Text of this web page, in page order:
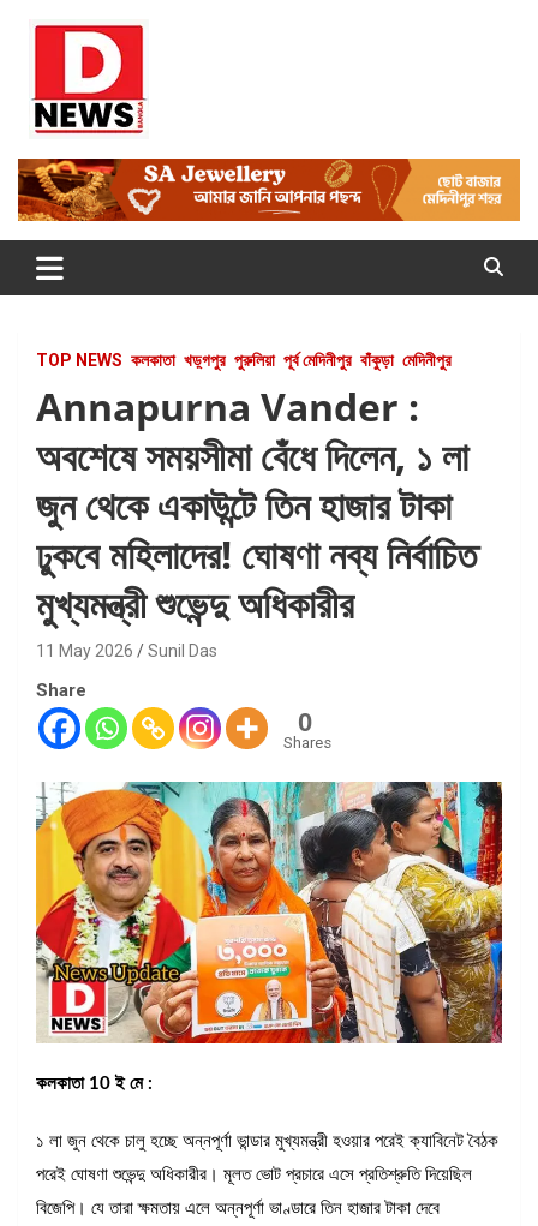
Dnews
#Medinipur24X7News
TOP NEWS কলকাতা খড়্গপুর পুরুলিয়া পূর্ব মেদিনীপুর বাঁকুড়া মেদিনীপুর
Annapurna Vander :
অবশেষে সময়সীমা বেঁধে দিলেন, ১ লা
জুন থেকে একাউন্টে তিন হাজার টাকা
ঢুকবে মহিলাদের! ঘোষণা নব্য নির্বাচিত
মুখ্যমন্ত্রী শুভেন্দু অধিকারীর
11 May 2026 Sunil Das
Share
0
Shares
কলকাতা 10 ই মে :
১ লা জুন থেকে চালু হচ্ছে অন্নপূর্ণা ভান্ডার মুখ্যমন্ত্রী হওয়ার পরেই ক্যাবিনেট বৈঠক
পরেই ঘোষণা শুভেন্দু অধিকারীর। মূলত ভোট প্রচারে এসে প্রতিশ্রুতি দিয়েছিল
বিজেপি। যে তারা ক্ষমতায় এলে অন্নপূর্ণা ভাণ্ডারে তিন হাজার টাকা দেবে